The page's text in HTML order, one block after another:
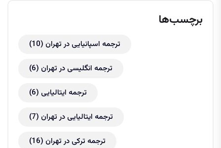
برچسب‌ها
ترجمه اسپانیایی در تهران (10)
ترجمه انگلیسی در تهران (6)
ترجمه ایتالیایی (6)
ترجمه ایتالیایی در تهران (7)
ترجمه ترکی در تهران (16)